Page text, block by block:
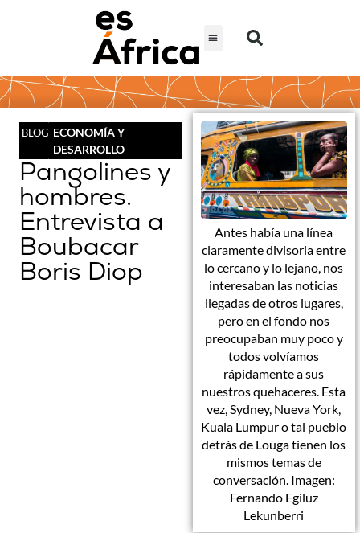
BLOG ECONOMÍA Y
DESARROLLO
Pangolines y
hombres.
Entrevista a
Boubacar
Boris Diop
Antes había una línea
claramente divisoria entre
lo cercano y lo lejano, nos
interesaban las noticias
llegadas de otros lugares,
pero en el fondo nos
preocupaban muy poco y
todos volvíamos
rápidamente a sus
nuestros quehaceres. Esta
vez, Sydney, Nueva York,
Kuala Lumpur o tal pueblo
detrás de Louga tienen los
mismos temas de
conversación. Imagen:
Fernando Egiluz
Lekunberri